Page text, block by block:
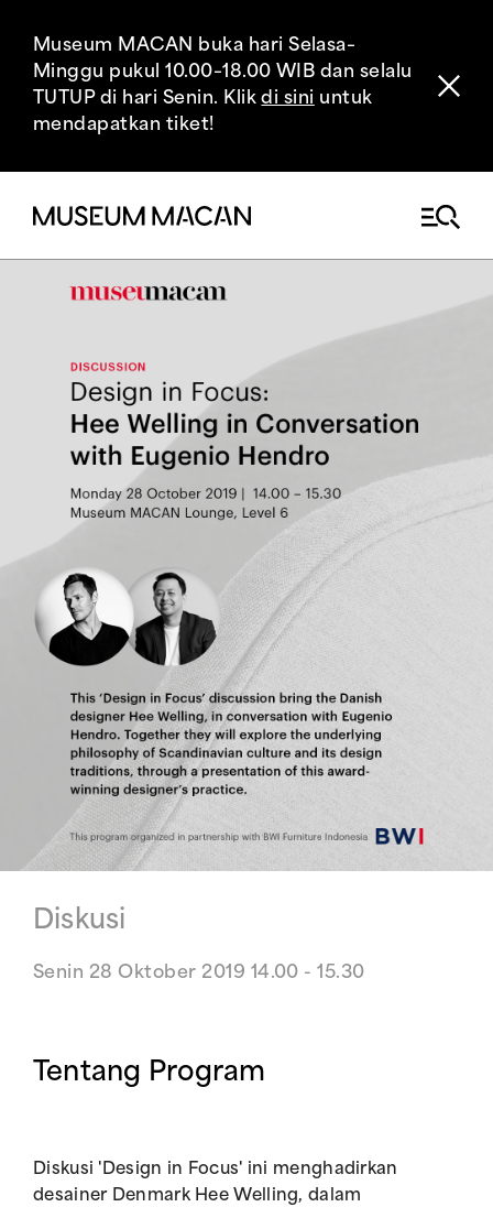
Museum MACAN buka hari Selasa–
Minggu pukul 10.00–18.00 WIB dan selalu
TUTUP di hari Senin. Klikdi sini untuk
mendapatkan tiket!
Diskusi
Senin 28 Oktober 2019 14.00 - 15.30
Tentang Program
Diskusi 'Design in Focus' ini menghadirkan
desainer Denmark Hee Welling, dalam